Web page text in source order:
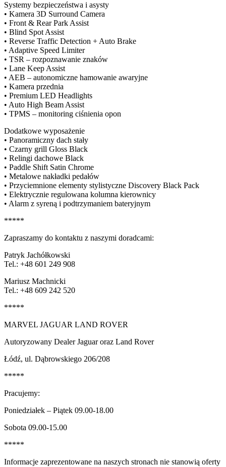
Systemy bezpieczeństwa i asysty
• Kamera 3D Surround Camera
• Front & Rear Park Assist
• Blind Spot Assist
• Reverse Traffic Detection + Auto Brake
• Adaptive Speed Limiter
• TSR – rozpoznawanie znaków
• Lane Keep Assist
• AEB – autonomiczne hamowanie awaryjne
• Kamera przednia
• Premium LED Headlights
• Auto High Beam Assist
• TPMS – monitoring ciśnienia opon
Dodatkowe wyposażenie
• Panoramiczny dach stały
• Czarny grill Gloss Black
• Relingi dachowe Black
• Paddle Shift Satin Chrome
• Metalowe nakładki pedałów
• Przyciemnione elementy stylistyczne Discovery Black Pack
• Elektrycznie regulowana kolumna kierownicy
• Alarm z syreną i podtrzymaniem bateryjnym
*****
Zapraszamy do kontaktu z naszymi doradcami:
Patryk Jachółkowski
Tel.: +48 601 249 908
Mariusz Machnicki
Tel.: +48 609 242 520
*****
MARVEL JAGUAR LAND ROVER
Autoryzowany Dealer Jaguar oraz Land Rover
Łódź, ul. Dąbrowskiego 206/208
*****
Pracujemy:
Poniedziałek – Piątek 09.00-18.00
Sobota 09.00-15.00
*****
Informacje zaprezentowane na naszych stronach nie stanowią oferty